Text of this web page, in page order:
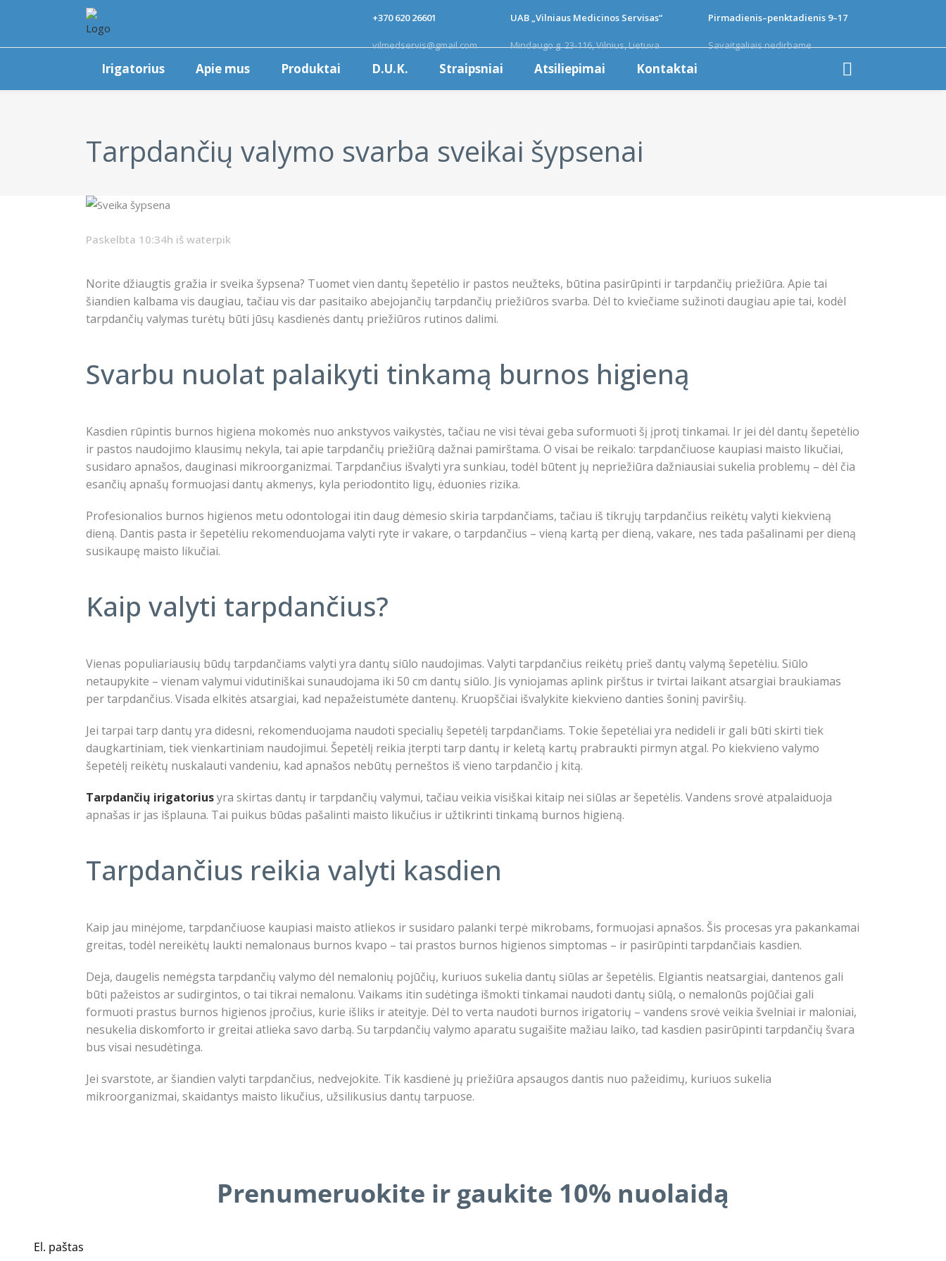
+370 620 26601
vilmedservis@gmail.com
UAB „Vilniaus Medicinos Servisas“
Mindaugo g. 23-116, Vilnius, Lietuva
Pirmadienis–penktadienis 9–17
Savaitgaliais nedirbame
Irigatorius Apie mus Produktai D.U.K. Straipsniai Atsiliepimai Kontaktai
Tarpdančių valymo svarba sveikai šypsenai
Paskelbta 10:34h iš waterpik
Norite džiaugtis gražia ir sveika šypsena? Tuomet vien dantų šepetėlio ir pastos neužteks, būtina pasirūpinti ir tarpdančių priežiūra. Apie tai
šiandien kalbama vis daugiau, tačiau vis dar pasitaiko abejojančių tarpdančių priežiūros svarba. Dėl to kviečiame sužinoti daugiau apie tai, kodėl
tarpdančių valymas turėtų būti jūsų kasdienės dantų priežiūros rutinos dalimi.
Svarbu nuolat palaikyti tinkamą burnos higieną
Kasdien rūpintis burnos higiena mokomės nuo ankstyvos vaikystės, tačiau ne visi tėvai geba suformuoti šį įprotį tinkamai. Ir jei dėl dantų šepetėlio
ir pastos naudojimo klausimų nekyla, tai apie tarpdančių priežiūrą dažnai pamirštama. O visai be reikalo: tarpdančiuose kaupiasi maisto likučiai,
susidaro apnašos, dauginasi mikroorganizmai. Tarpdančius išvalyti yra sunkiau, todėl būtent jų nepriežiūra dažniausiai sukelia problemų – dėl čia
esančių apnašų formuojasi dantų akmenys, kyla periodontito ligų, ėduonies rizika.
Profesionalios burnos higienos metu odontologai itin daug dėmesio skiria tarpdančiams, tačiau iš tikrųjų tarpdančius reikėtų valyti kiekvieną
dieną. Dantis pasta ir šepetėliu rekomenduojama valyti ryte ir vakare, o tarpdančius – vieną kartą per dieną, vakare, nes tada pašalinami per dieną
susikaupę maisto likučiai.
Kaip valyti tarpdančius?
Vienas populiariausių būdų tarpdančiams valyti yra dantų siūlo naudojimas. Valyti tarpdančius reikėtų prieš dantų valymą šepetėliu. Siūlo
netaupykite – vienam valymui vidutiniškai sunaudojama iki 50 cm dantų siūlo. Jis vyniojamas aplink pirštus ir tvirtai laikant atsargiai braukiamas
per tarpdančius. Visada elkitės atsargiai, kad nepažeistumėte dantenų. Kruopščiai išvalykite kiekvieno danties šoninį paviršių.
Jei tarpai tarp dantų yra didesni, rekomenduojama naudoti specialių šepetėlį tarpdančiams. Tokie šepetėliai yra nedideli ir gali būti skirti tiek
daugkartiniam, tiek vienkartiniam naudojimui. Šepetėlį reikia įterpti tarp dantų ir keletą kartų prabraukti pirmyn atgal. Po kiekvieno valymo
šepetėlį reikėtų nuskalauti vandeniu, kad apnašos nebūtų perneštos iš vieno tarpdančio į kitą.
Tarpdančių irigatoriusyra skirtas dantų ir tarpdančių valymui, tačiau veikia visiškai kitaip nei siūlas ar šepetėlis. Vandens srovė atpalaiduoja
apnašas ir jas išplauna. Tai puikus būdas pašalinti maisto likučius ir užtikrinti tinkamą burnos higieną.
Tarpdančius reikia valyti kasdien
Kaip jau minėjome, tarpdančiuose kaupiasi maisto atliekos ir susidaro palanki terpė mikrobams, formuojasi apnašos. Šis procesas yra pakankamai
greitas, todėl nereikėtų laukti nemalonaus burnos kvapo – tai prastos burnos higienos simptomas – ir pasirūpinti tarpdančiais kasdien.
Deja, daugelis nemėgsta tarpdančių valymo dėl nemalonių pojūčių, kuriuos sukelia dantų siūlas ar šepetėlis. Elgiantis neatsargiai, dantenos gali
būti pažeistos ar sudirgintos, o tai tikrai nemalonu. Vaikams itin sudėtinga išmokti tinkamai naudoti dantų siūlą, o nemalonūs pojūčiai gali
formuoti prastus burnos higienos įpročius, kurie išliks ir ateityje. Dėl to verta naudoti burnos irigatorių – vandens srovė veikia švelniai ir maloniai,
nesukelia diskomforto ir greitai atlieka savo darbą. Su tarpdančių valymo aparatu sugaišite mažiau laiko, tad kasdien pasirūpinti tarpdančių švara
bus visai nesudėtinga.
Jei svarstote, ar šiandien valyti tarpdančius, nedvejokite. Tik kasdienė jų priežiūra apsaugos dantis nuo pažeidimų, kuriuos sukelia
mikroorganizmai, skaidantys maisto likučius, užsilikusius dantų tarpuose.
Prenumeruokite ir gaukite 10% nuolaidą